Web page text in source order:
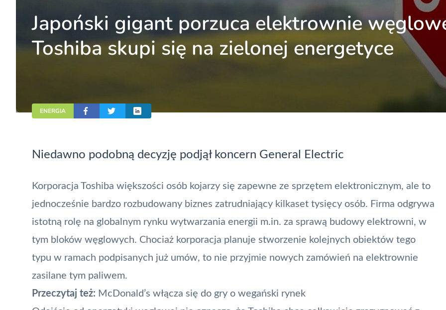
Japoński gigant porzuca elektrownie
Toshiba skupi się na zielonej energetyce
ENERGIA
Niedawno podobną decyzję podjął koncern General Electric
Korporacja Toshiba większości osób kojarzy się zapewne ze sprzętem elektronicznym, ale to
jednocześnie bardzo rozbudowany biznes zatrudniający kilkaset tysięcy osób. Firma odgrywa
istotną rolę na globalnym rynku wytwarzania energii m.in. za sprawą budowy elektrowni, w
tym bloków węglowych. Chociaż korporacja planuje stworzenie kolejnych obiektów tego
typu w ramach podpisanych już umów, to nie przyjmie nowych zamówień na elektrownie
zasilane tym paliwem.
Przeczytaj też: McDonald’s włącza się do gry o wegański rynek